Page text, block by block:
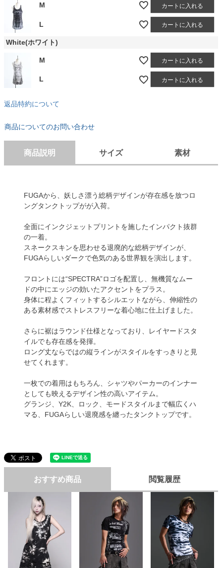
M カートに入れる
L カートに入れる
White(ホワイト)
M カートに入れる
L カートに入れる
返品特約について
商品についてのお問い合わせ
商品説明 サイズ 素材
FUGAから、妖しさ漂う総柄デザインが存在感を放つロ
ングタンクトップがが入荷。
全面にインクジェットプリントを施したインパクト抜群
の一着。
スネークスキンを思わせる退廃的な総柄デザインが、
FUGAらしいダークで色気のある世界観を演出します。
フロントには“SPECTRA”ロゴを配置し、無機質なムー
ドの中にエッジの効いたアクセントをプラス。
身体に程よくフィットするシルエットながら、伸縮性の
ある素材感でストレスフリーな着心地に仕上げました。
さらに裾はラウンド仕様となっており、レイヤードスタ
イルでも存在感を発揮。
ロング丈ならではの縦ラインがスタイルをすっきりと見
せてくれます。
一枚での着用はもちろん、シャツやパーカーのインナー
としても映えるデザイン性の高いアイテム。
グランジ、Y2K、ロック、モードスタイルまで幅広くハ
マる、FUGAらしい退廃感を纏ったタンクトップです。
おすすめ商品 閲覧履歴